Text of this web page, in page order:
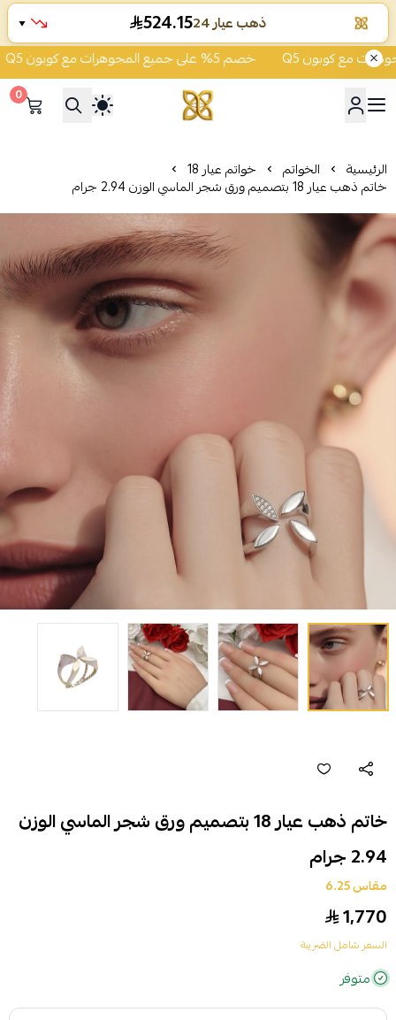
خصم 5% على جميع المجوهرات مع كوبون Q5
شركة قمة زاوية الشفاء
0
الرئيسية الخواتم خواتم عيار 18
خاتم ذهب عيار 18 بتصميم ورق شجر الماسي الوزن 2.94 جرام
خاتم ذهب عيار 18 بتصميم ورق شجر الماسي الوزن
2.94 جرام
مقاس 6.25
1,770
السعر شامل الضريبة
متوفر
ذهب عيار 24 524.15
▼